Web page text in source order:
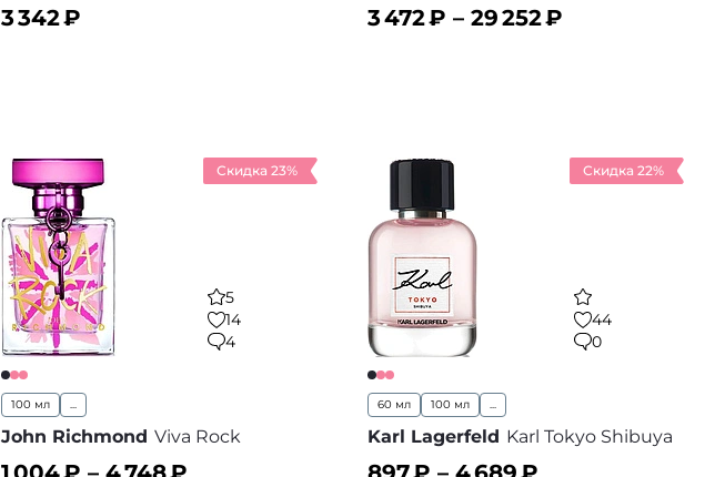
3 342₽ 3 472₽ – 29 252₽
Скидка 23%
5
14
4
100 мл ...
John Richmond Viva Rock
Скидка 22%
44
0
60 мл 100 мл ...
Karl Lagerfeld Karl Tokyo Shibuya